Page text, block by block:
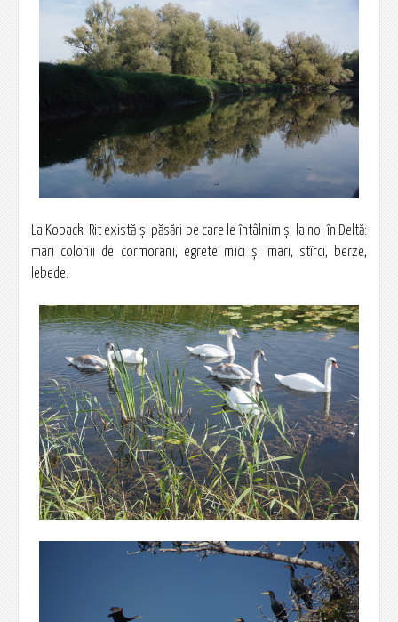
La Kopacki Rit există şi păsări pe care le întâlnim şi la noi în Deltă:
mari colonii de cormorani, egrete mici şi mari, stîrci, berze,
lebede.